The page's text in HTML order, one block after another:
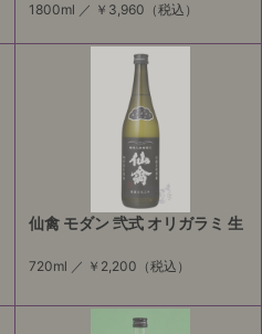
1800ml ／ ￥3,960 （税込）
仙禽 モダン 弐式 オリガラミ 生
720ml ／ ￥2,200 （税込）